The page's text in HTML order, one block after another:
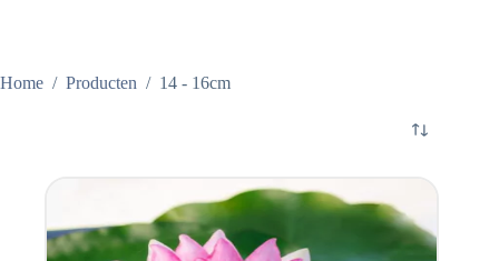
Home / Producten / 14 - 16cm